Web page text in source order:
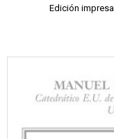
Edición impresa